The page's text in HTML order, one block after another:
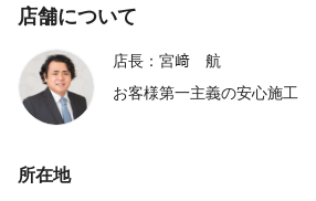
店舗について
店長：宮﨑 航
お客様第一主義の安心施工
所在地